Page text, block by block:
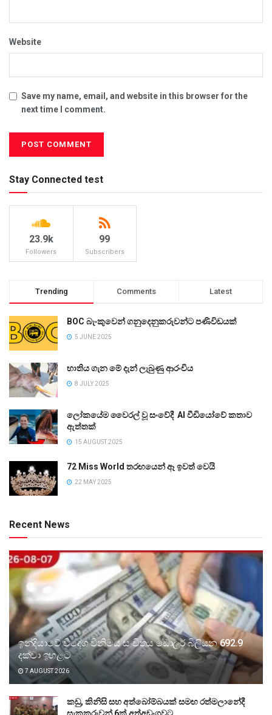
Website
Save my name, email, and website in this browser for the
next time I comment.
Stay Connected test
23.9k
Followers
99
Subscribers
Trending Comments Latest
BOC බැංකුවෙන් ගනුදෙනුකරුවන්ට පණිවිඩයක්
5 JUNE 2025
භාතිය ගැන මේ දැන් ලැබුණු ආරංචිය
8 JULY 2025
ලෝකයේම වෛරල් වූ සංවේදී AI වීඩියෝවේ කතාව
ඇත්තක්
15 AUGUST 2025
72 Miss World තරඟයෙන් ඈ ඉවත් වෙයි
22 MAY 2025
Recent News
ඉන්දියාවේ විදේශ විනිමය සංචිතය ඩොලර් බිලියන 692.9
දක්වා ඉහළට
7 AUGUST 2026
කඩු, කිනිසි සහ අත්බෝම්බයක් සමඟ රත්මලානේදී